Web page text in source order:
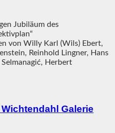
Jubiläum des
von Willy Karl (Wils) Ebert,
Reinhold Lingner, Hans
Herbert
Galerie